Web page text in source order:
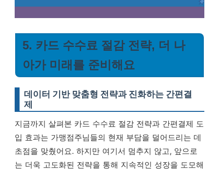
5. 카드 수수료 절감 전략, 더 나
아가 미래를 준비해요
데이터 기반 맞춤형 전략과 진화하는 간편결
제
지금까지 살펴본 카드 수수료 절감 전략과 간편결제 도
입 효과는 가맹점주님들의 현재 부담을 덜어드리는 데
초점을 맞췄어요. 하지만 여기서 멈추지 않고, 앞으로
는 더욱 고도화된 전략을 통해 지속적인 성장을 도모해